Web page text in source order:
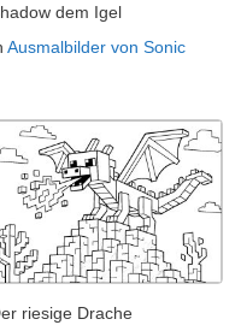
dem Igel
Ausmalbilder von Sonic
riesige Drache